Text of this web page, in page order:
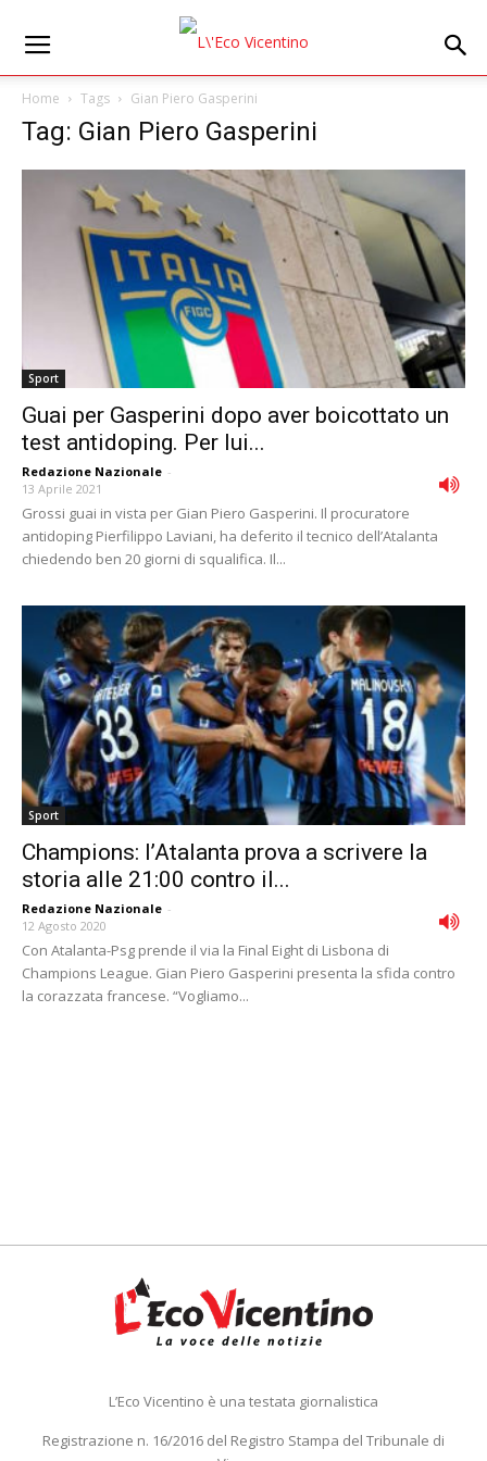
Home Tags Gian Piero Gasperini
Tag: Gian Piero Gasperini
Sport
Guai per Gasperini dopo aver boicottato un
test antidoping. Per lui...
Redazione Nazionale -
13 Aprile 2021
Grossi guai in vista per Gian Piero Gasperini. Il procuratore
antidoping Pierfilippo Laviani, ha deferito il tecnico dell’Atalanta
chiedendo ben 20 giorni di squalifica. Il...
Sport
Champions: l’Atalanta prova a scrivere la
storia alle 21:00 contro il...
Redazione Nazionale -
12 Agosto 2020
Con Atalanta-Psg prende il via la Final Eight di Lisbona di
Champions League. Gian Piero Gasperini presenta la sfida contro
la corazzata francese. “Vogliamo...
L’Eco Vicentino è una testata giornalistica
Registrazione n. 16/2016 del Registro Stampa del Tribunale di